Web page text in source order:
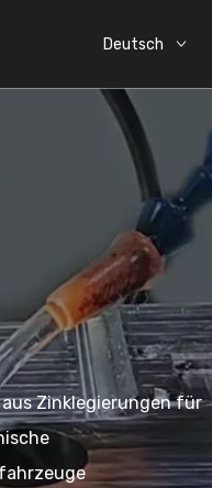
Deutsch
العربية
Español
Italiano
日本語
Zinklegierungen für